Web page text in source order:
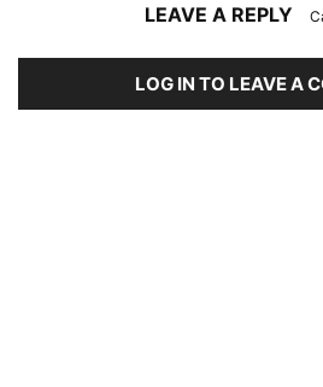
LEAVE A REPLY
LOG IN TO LEAVE A